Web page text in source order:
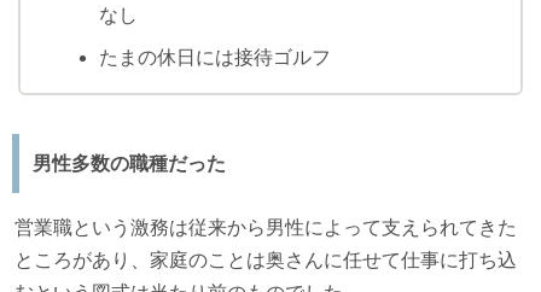
なし
たまの休日には接待ゴルフ
男性多数の職種だった
営業職という激務は従来から男性によって支えられてきた
ところがあり、家庭のことは奥さんに任せて仕事に打ち込